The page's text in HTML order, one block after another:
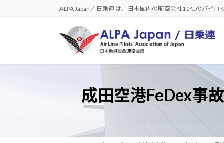
へ
ョ
ALPA Japan／日乗連 は、日本国内の航空会社11社のパイロ
成田空港FeDex事